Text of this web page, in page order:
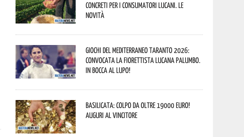
concreti per i consumatori lucani. Le
novità
Giochi del Mediterraneo Taranto 2026:
convocata la fiorettista lucana Palumbo.
In bocca al lupo!
Basilicata: colpo da oltre 19000 Euro!
Auguri al vincitore